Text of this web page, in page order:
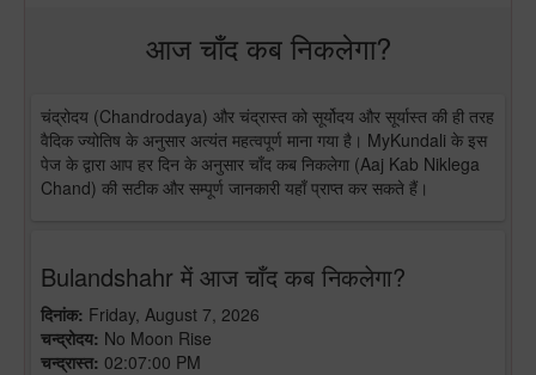
आज चाँद कब निकलेगा?
चंद्रोदय (Chandrodaya) और चंद्रास्त को सूर्योदय और सूर्यास्त की ही तरह
वैदिक ज्योतिष के अनुसार अत्यंत महत्वपूर्ण माना गया है। MyKundali के इस
पेज के द्वारा आप हर दिन के अनुसार चाँद कब निकलेगा (Aaj Kab Niklega
Chand) की सटीक और सम्पूर्ण जानकारी यहाँ प्राप्त कर सकते हैं।
Bulandshahr में आज चाँद कब निकलेगा?
दिनांक: Friday, August 7, 2026
चन्द्रोदय: No Moon Rise
चन्द्रास्त: 02:07:00 PM